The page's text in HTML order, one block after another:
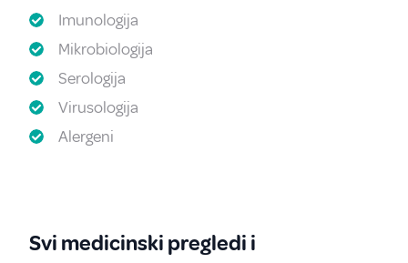
Imunologija
Mikrobiologija
Serologija
Virusologija
Alergeni
Svi medicinski pregledi i